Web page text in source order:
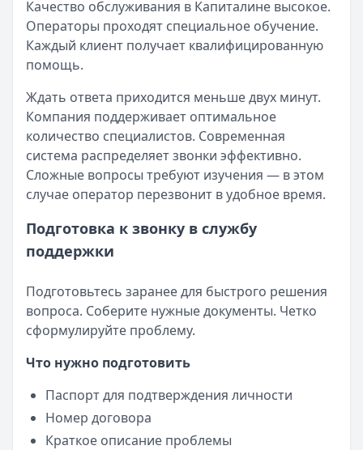
Качество обслуживания в Капиталине высокое.
Операторы проходят специальное обучение.
Каждый клиент получает квалифицированную
помощь.
Ждать ответа приходится меньше двух минут.
Компания поддерживает оптимальное
количество специалистов. Современная
система распределяет звонки эффективно.
Сложные вопросы требуют изучения — в этом
случае оператор перезвонит в удобное время.
Подготовка к звонку в службу
поддержки
Подготовьтесь заранее для быстрого решения
вопроса. Соберите нужные документы. Четко
сформулируйте проблему.
Что нужно подготовить
Паспорт для подтверждения личности
Номер договора
Краткое описание проблемы